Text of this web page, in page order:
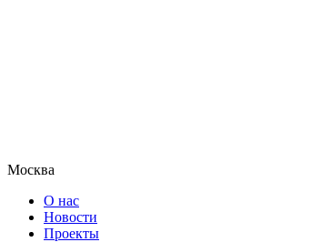
Москва
О нас
Новости
Проекты